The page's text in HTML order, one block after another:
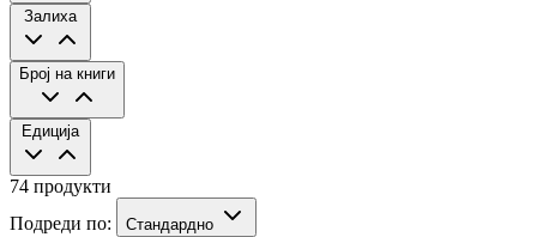
Залиха
Број на книги
Едиција
74 продукти
Подреди по:
Стандардно